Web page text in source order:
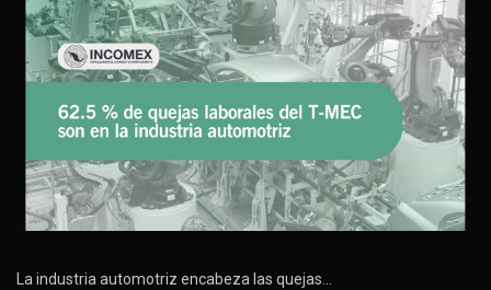
La industria automotriz encabeza las quejas…